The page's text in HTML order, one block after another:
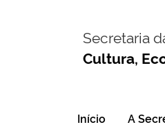
Secretaria
Cultura,
Início A